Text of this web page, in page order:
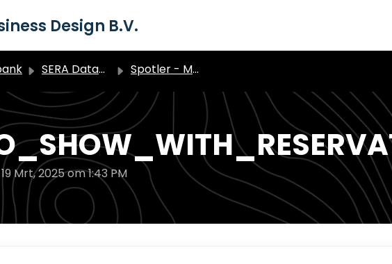
Design B.V.
SERA Dataduiker Marketing Automation Spotler - Marketing Automation Pakket (triggers)
Mrt, 2025 om 1:43 PM